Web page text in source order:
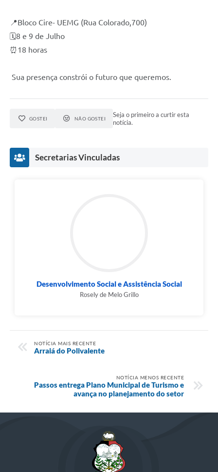
📍Bloco Cire- UEMG (Rua Colorado,700)
🗓️8 e 9 de Julho
⏰18 horas
Sua presença constrói o futuro que queremos.
GOSTEI NÃO GOSTEI
Seja o primeiro a curtir esta
notícia.
Secretarias Vinculadas
Desenvolvimento Social e Assistência Social
Rosely de Melo Grillo
NOTÍCIA MAIS RECENTE
Arraiá do Polivalente
NOTÍCIA MENOS RECENTE
Passos entrega Plano Municipal de Turismo e
avança no planejamento do setor